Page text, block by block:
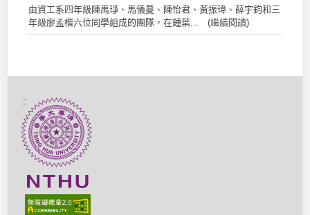
由資工系四年級陳禹琤、馬儀蔓、陳怡君、黃振瑋、薛宇鈞和三
年級廖孟楷六位同學組成的團隊，在鍾葉... (繼續閱讀)
:::